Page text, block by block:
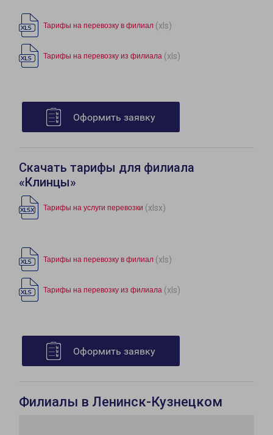
Тарифы на перевозку в филиал (xls)
Тарифы на перевозку из филиала (xls)
Оформить заявку
Скачать тарифы для филиала
«Клинцы»
Тарифы на услуги перевозки (xlsx)
Тарифы на перевозку в филиал (xls)
Тарифы на перевозку из филиала (xls)
Оформить заявку
Филиалы в Ленинск-Кузнецком